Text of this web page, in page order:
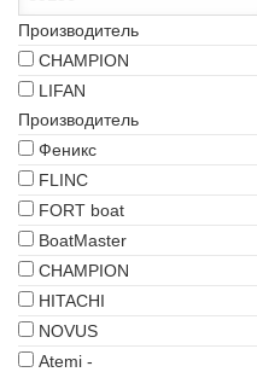
Производитель
CHAMPION
LIFAN
Производитель
Феникс
FLINC
FORT boat
BoatMaster
CHAMPION
HITACHI
NOVUS
Atemi -